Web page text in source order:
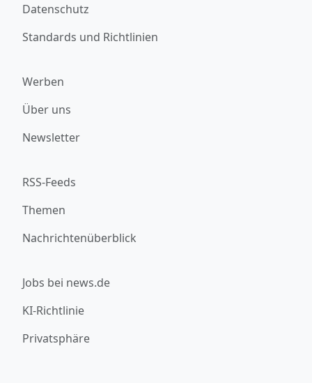
Datenschutz
Standards und Richtlinien
Werben
Über uns
Newsletter
RSS-Feeds
Themen
Nachrichtenüberblick
Jobs bei news.de
KI-Richtlinie
Privatsphäre